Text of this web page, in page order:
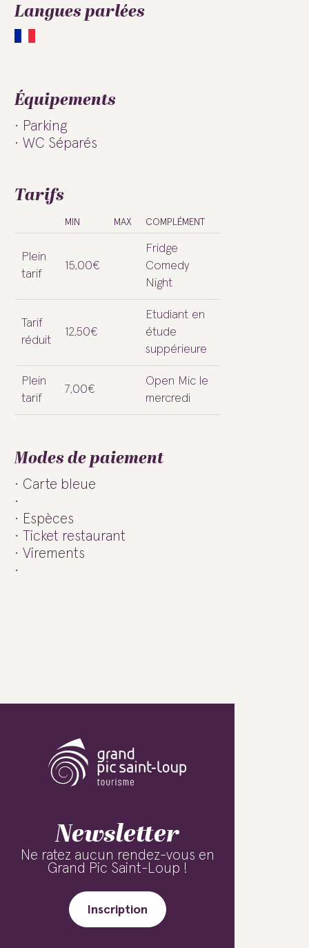
Langues parlées
Équipements
Parking
WC Séparés
Tarifs
MIN MAX COMPLÉMENT
Plein
tarif
15,00€
Fridge
Comedy
Night
Tarif
réduit
12,50€
Etudiant en
étude
suppérieure
Plein
tarif
7,00€
Open Mic le
mercredi
Modes de paiement
Carte bleue
Espèces
Ticket restaurant
Virements
Newsletter
Ne ratez aucun rendez-vous en
Grand Pic Saint-Loup !
Inscription